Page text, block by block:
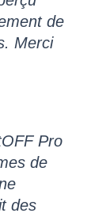
de
Merci
Pro
de
des